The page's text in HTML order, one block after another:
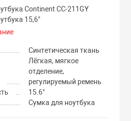
Continent CC-211GY
15,6"
Синтетическая ткань
Лёгкая, мягкое
отделение,
регулируемый ремень
15.6"
Сумка для ноутбука